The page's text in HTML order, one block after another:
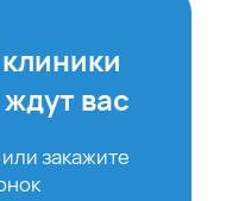
вас
закажите